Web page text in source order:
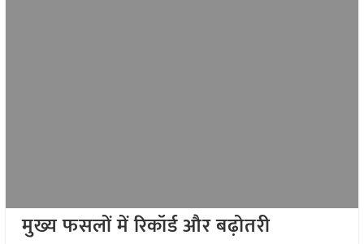
मुख्य फसलों में रिकॉर्ड और बढ़ोतरी